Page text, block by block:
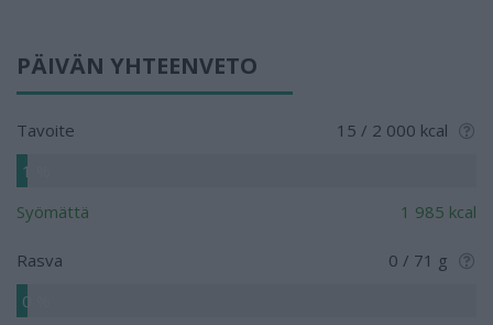
PÄIVÄN YHTEENVETO
Tavoite
15 / 2 000 kcal
1 %
Syömättä
1 985 kcal
Rasva
0 / 71 g
0 %